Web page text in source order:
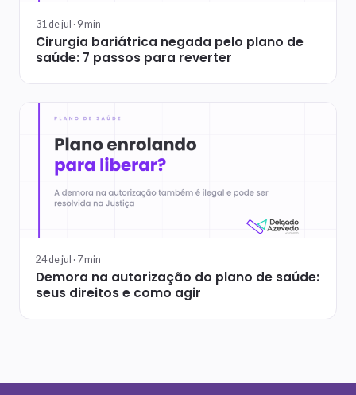
31 de jul · 9min
Cirurgia bariátrica negada pelo plano de
saúde: 7 passos para reverter
24 de jul · 7min
Demora na autorização do plano de saúde:
seus direitos e como agir